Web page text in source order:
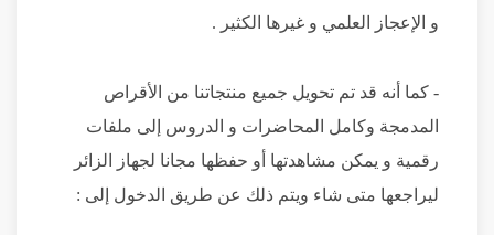
و الإعجاز العلمي و غيرها الكثير .
- كما أنه قد تم تحويل جميع منتجاتنا من الأقراص
المدمجة وكامل المحاضرات و الدروس إلى ملفات
رقمية و يمكن مشاهدتها أو حفظها مجانا لجهاز الزائر
ليراجعها متى شاء ويتم ذلك عن طريق الدخول إلى :